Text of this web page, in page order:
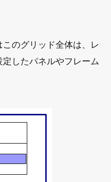
のグリッド全体は、レ
したパネルやフレーム